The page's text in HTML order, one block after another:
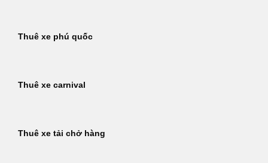
Thuê xe phú quốc
Thuê xe carnival
Thuê xe tải chở hàng